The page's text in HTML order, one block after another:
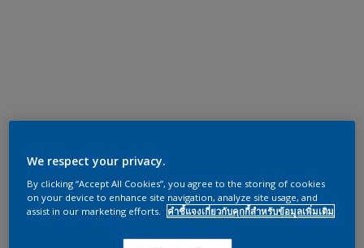
We respect your privacy.
By clicking “Accept All Cookies”, you agree to the storing of cookies
on your device to enhance site navigation, analyze site usage, and
assist in our marketing efforts.
คำชี้แจงเกี่ยวกับคุกกี้สำหรับข้อมูลเพิ่มเติม